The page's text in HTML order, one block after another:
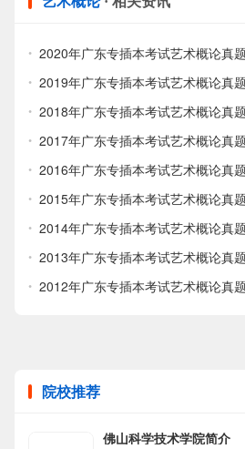
2020年广东专插本考试艺术概论真
2019年广东专插本考试艺术概论真
2018年广东专插本考试艺术概论真
2017年广东专插本考试艺术概论真
2016年广东专插本考试艺术概论真
2015年广东专插本考试艺术概论真
2014年广东专插本考试艺术概论真
2013年广东专插本考试艺术概论真
2012年广东专插本考试艺术概论真
院校推荐
佛山科学技术学院简介